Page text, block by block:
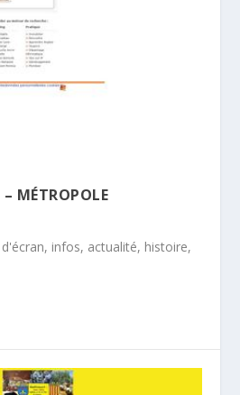
– MÉTROPOLE
infos, actualité, histoire,